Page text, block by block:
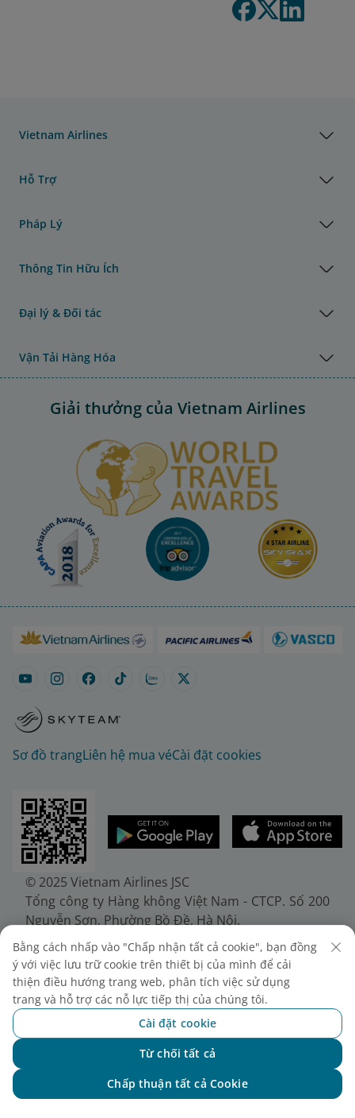
Vietnam Airlines
Hỗ Trợ
Pháp Lý
Thông Tin Hữu Ích
Đại lý & Đối tác
Vận Tải Hàng Hóa
Giải thưởng của Vietnam Airlines
Sơ đồ trangLiên hệ mua véCài đặt cookies
© 2025 Vietnam Airlines JSC
Tổng công ty Hàng không Việt Nam - CTCP. Số 200
Nguyễn Sơn, Phường Bồ Đề, Hà Nội.
Điện thoại: (+84-24) 38272289. Fax: (+84-24)
38722375
Giấy chứng nhận đăng ký doanh nghiệp, mã số
doanh nghiệp 0100107518, đăng ký lần đầu ngày
30/6/2010, đăng ký thay đổi lần thứ 10 ngày
24/7/2025, cấp bởi Sở Tài chính Thành phố Hà Nội.
Bằng cách nhấp vào "Chấp nhận tất cả cookie", bạn đồng
ý với việc lưu trữ cookie trên thiết bị của mình để cải
thiện điều hướng trang web, phân tích việc sử dụng
trang và hỗ trợ các nỗ lực tiếp thị của chúng tôi.
Cài đặt cookie
Từ chối tất cả
Chấp thuận tất cả Cookie